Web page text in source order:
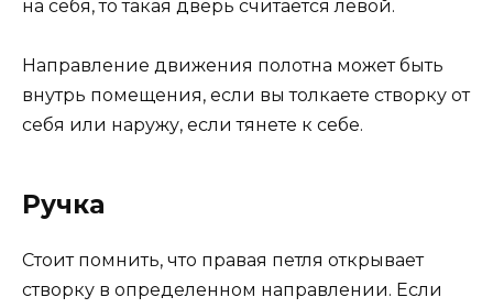
на себя, то такая дверь считается левой.
Направление движения полотна может быть
внутрь помещения, если вы толкаете створку от
себя или наружу, если тянете к себе.
Ручка
Стоит помнить, что правая петля открывает
створку в определенном направлении. Если